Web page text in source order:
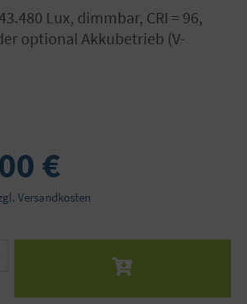
optional Akkubetrieb (V-
€
Versandkosten
Gib den gewünschten Wert